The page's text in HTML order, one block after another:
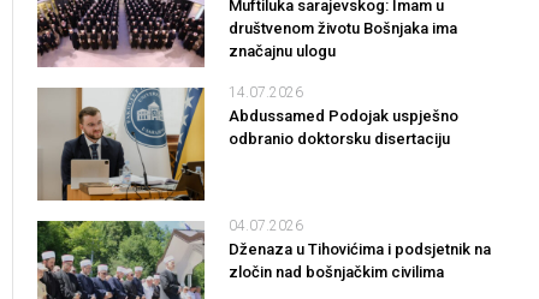
Muftiluka sarajevskog: Imam u
društvenom životu Bošnjaka ima
značajnu ulogu
14.07.2026
Abdussamed Podojak uspješno
odbranio doktorsku disertaciju
04.07.2026
Dženaza u Tihovićima i podsjetnik na
zločin nad bošnjačkim civilima